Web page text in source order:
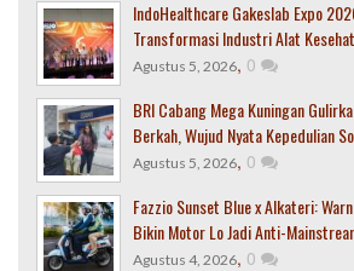
IndoHealthcare Gakeslab Expo
Transformasi Industri Alat
Agustus 5, 2026, 0
BRI Cabang Mega Kuningan
Berkah, Wujud Nyata Kepedulian
Agustus 5, 2026, 0
Fazzio Sunset Blue x Alkateri:
Bikin Motor Lo Jadi Anti-
Agustus 4, 2026, 0